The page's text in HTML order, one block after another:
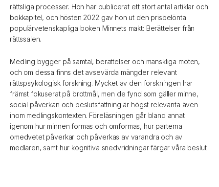
rättsliga processer. Hon har publicerat ett stort antal artiklar och
bokkapitel, och hösten 2022 gav hon ut den prisbelönta
populärvetenskapliga boken Minnets makt: Berättelser från
rättssalen.
Medling bygger på samtal, berättelser och mänskliga möten,
och om dessa finns det avsevärda mängder relevant
rättspsykologisk forskning. Mycket av den forskningen har
främst fokuserat på brottmål, men de fynd som gäller minne,
social påverkan och beslutsfattning är högst relevanta även
inom medlingskontexten. Föreläsningen går bland annat
igenom hur minnen formas och omformas, hur parterna
omedvetet påverkar och påverkas av varandra och av
medlaren, samt hur kognitiva snedvridningar färgar våra beslut.